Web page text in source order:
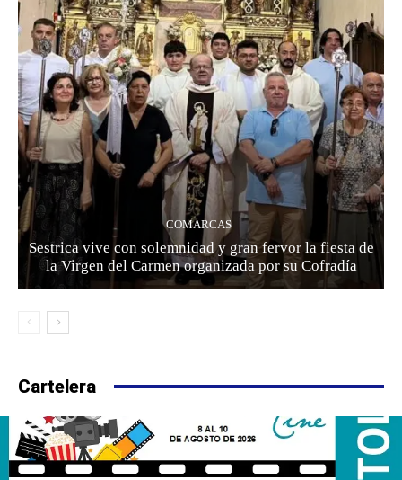
COMARCAS
Sestrica vive con solemnidad y gran fervor la fiesta de
la Virgen del Carmen organizada por su Cofradía
Cartelera